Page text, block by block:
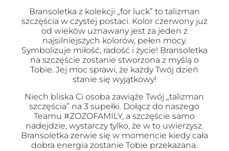
Bransoletka z kolekcji „for luck” to talizman
szczęścia w czystej postaci. Kolor czerwony już
od wieków uznawany jest za jeden z
najsilniejszych kolorów, pełen mocy.
Symbolizuje miłość, radość i życie! Bransoletka
na szczęście zostanie stworzona z myślą o
Tobie. Jej moc sprawi, że każdy Twój dzień
stanie się wyjątkowy!
Niech bliska Ci osoba zawiąże Twój „talizman
szczęścia” na 3 supełki. Dołącz do naszego
Teamu #ZOZOFAMILY, a szczęście samo
nadejdzie, wystarczy tylko, że w to uwierzysz.
Bransoletka zerwie się w momencie kiedy cała
dobra energia zostanie Tobie przekazana.